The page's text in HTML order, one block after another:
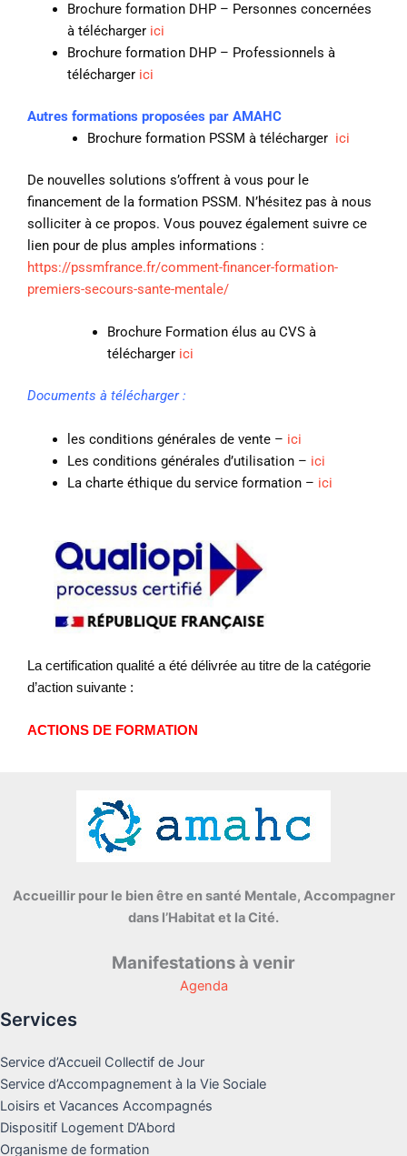
Brochure formation DHP – Personnes concernées
à télécharger ici
Brochure formation DHP – Professionnels à
télécharger ici
Autres formations proposées par AMAHC
Brochure formation PSSM à télécharger ici
De nouvelles solutions s’offrent à vous pour le
financement de la formation PSSM. N’hésitez pas à nous
solliciter à ce propos. Vous pouvez également suivre ce
lien pour de plus amples informations :
https://pssmfrance.fr/comment-financer-formation-
premiers-secours-sante-mentale/
Brochure Formation élus au CVS à
télécharger ici
Documents à télécharger :
les conditions générales de vente – ici
Les conditions générales d’utilisation – ici
La charte éthique du service formation – ici
La certification qualité a été délivrée au titre de la catégorie
d’action suivante :
ACTIONS DE FORMATION
Accueillir pour le bien être en santé Mentale, Accompagner
dans l’Habitat et la Cité.
Manifestations à venir
Agenda
Services
Service d’Accueil Collectif de Jour
Service d’Accompagnement à la Vie Sociale
Loisirs et Vacances Accompagnés
Dispositif Logement D’Abord
Organisme de formation